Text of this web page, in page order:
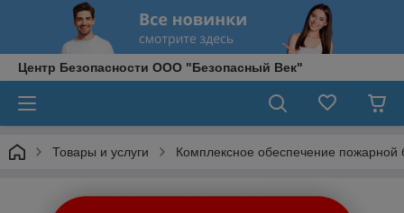
Центр Безопасности ООО "Безопасный Век"
Товары и услуги Комплексное обеспечение пожарной